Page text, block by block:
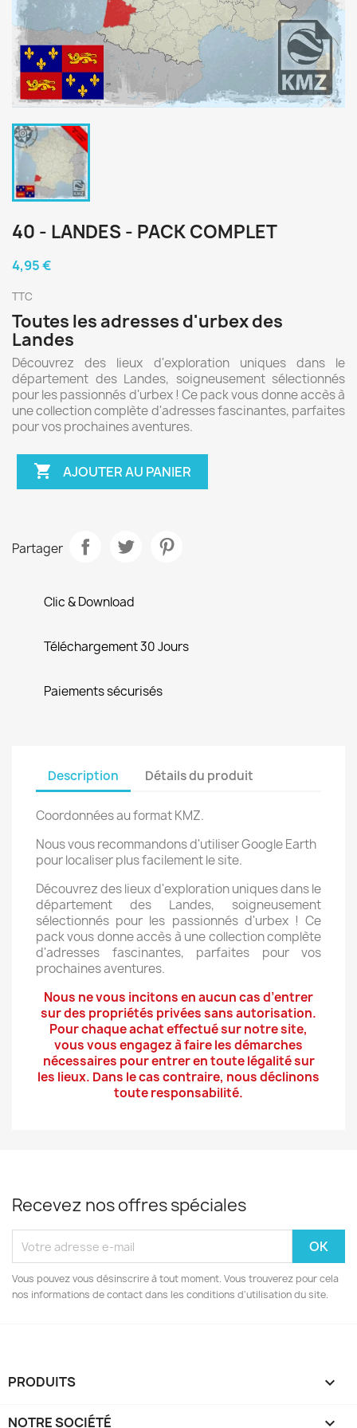
40 - LANDES - PACK COMPLET
4,95 €
TTC
Toutes les adresses d'urbex des
Landes
Découvrez des lieux d'exploration uniques dans le
département des Landes, soigneusement sélectionnés
pour les passionnés d'urbex ! Ce pack vous donne accès à
une collection complète d'adresses fascinantes, parfaites
pour vos prochaines aventures.
 AJOUTER AU PANIER
Partager
Clic & Download
Téléchargement 30 Jours
Paiements sécurisés
Description Détails du produit
Coordonnées au format KMZ.
Nous vous recommandons d'utiliser Google Earth
pour localiser plus facilement le site.
Découvrez des lieux d'exploration uniques dans le
département des Landes, soigneusement
sélectionnés pour les passionnés d'urbex ! Ce
pack vous donne accès à une collection complète
d'adresses fascinantes, parfaites pour vos
prochaines aventures.
Nous ne vous incitons en aucun cas d’entrer
sur des propriétés privées sans autorisation.
Pour chaque achat effectué sur notre site,
vous vous engagez à faire les démarches
nécessaires pour entrer en toute légalité sur
les lieux. Dans le cas contraire, nous déclinons
toute responsabilité.
Recevez nos offres spéciales
Vous pouvez vous désinscrire à tout moment. Vous trouverez pour cela
nos informations de contact dans les conditions d'utilisation du site.
PRODUITS 
NOTRE SOCIÉTÉ 